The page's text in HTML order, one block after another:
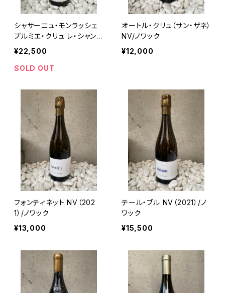
シャサーニュ・モンラッシェ
プルミエ・クリュ レ・シャン・
ガン 2013/ジャン・マルク・
¥22,500
SOLD OUT
オートル・クリュ（サン・ザネ）
NV/ノワック
¥12,000
フォンティネット NV（202
1）/ノワック
¥13,000
テール・ブル NV（2021）/ノ
ワック
¥15,500